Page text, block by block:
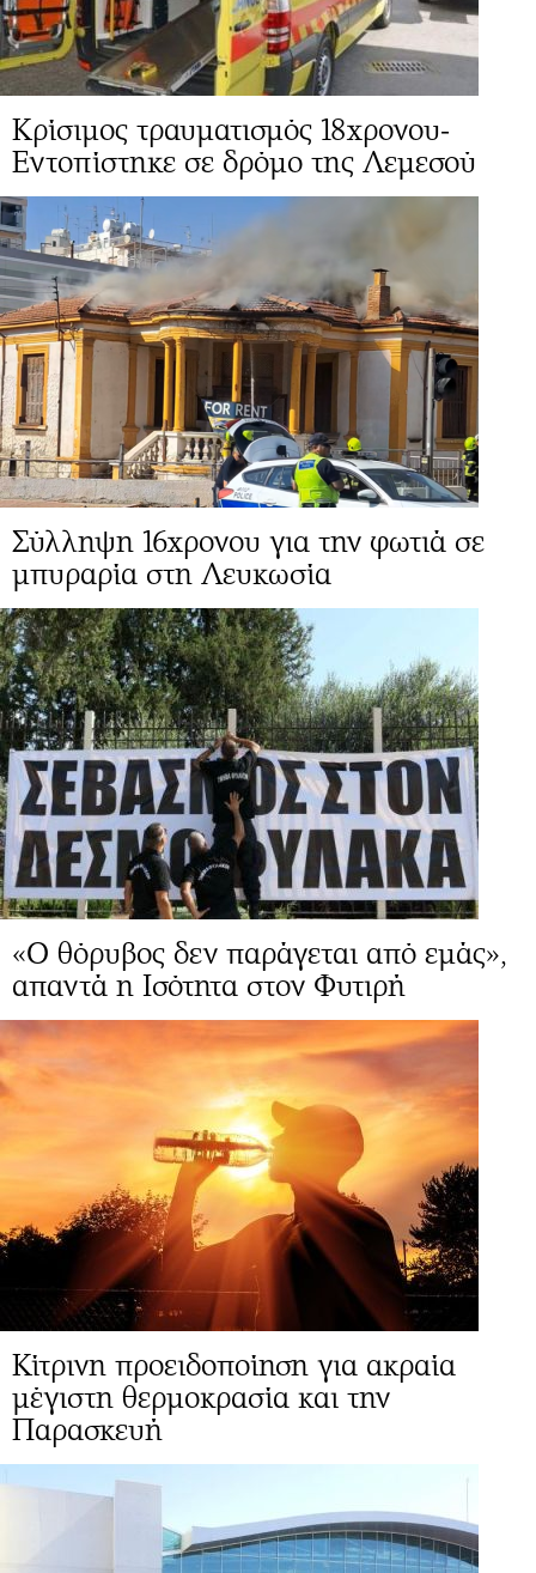
Κρίσιμος τραυματισμός 18χρονου-
Εντοπίστηκε σε δρόμο της Λεμεσού
Σύλληψη 16χρονου για την φωτιά σε
μπυραρία στη Λευκωσία
«Ο θόρυβος δεν παράγεται από εμάς»,
απαντά η Ισότητα στον Φυτιρή
Κίτρινη προειδοποίηση για ακραία
μέγιστη θερμοκρασία και την
Παρασκευή